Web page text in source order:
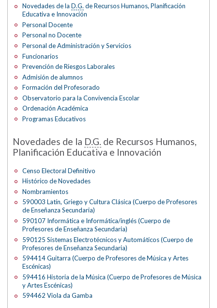
Novedades de laD.G. de Recursos Humanos, Planificación
Educativa e Innovación
Personal Docente
Personal no Docente
Personal de Administración y Servicios
Funcionarios
Prevención de Riesgos Laborales
Admisión de alumnos
Formación del Profesorado
Observatorio para la Convivencia Escolar
Ordenación Académica
Programas Educativos
Novedades de la D.G. de Recursos Humanos,
Planificación Educativa e Innovación
Censo Electoral Definitivo
Histórico de Novedades
Nombramientos
590003 Latín, Griego y Cultura Clásica (Cuerpo de Profesores
de Enseñanza Secundaria)
590107 Informática e Informática/inglés (Cuerpo de
Profesores de Enseñanza Secundaria)
590125 Sistemas Electrotécnicos y Automáticos (Cuerpo de
Profesores de Enseñanza Secundaria)
594414 Guitarra (Cuerpo de Profesores de Música y Artes
Escénicas)
594416 Historia de la Música (Cuerpo de Profesores de Música
y Artes Escénicas)
594462 Viola da Gamba